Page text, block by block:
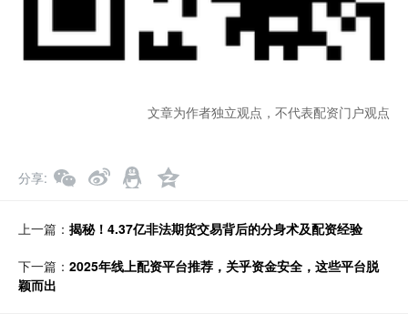
文章为作者独立观点，不代表配资门户观点
分享
上一篇： 揭秘！4.37亿非法期货交易背后的分身术及配资经验
下一篇： 2025年线上配资平台推荐，关乎资金安全，这些平台脱
颖而出